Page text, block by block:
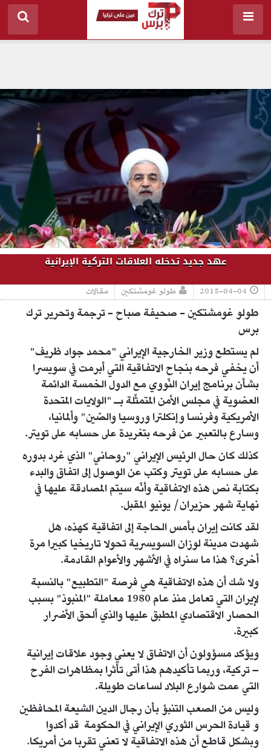
عهد جديد تدخله العلاقات التركية الإيرانية
2015-04-04 طولو غومشتكين مقالات
طولو غومشتكين - صحيفة صباح - ترجمة وتحرير ترك
برس
لم يستطع وزير الخارجية الإيراني "محمد جواد ظريف"
أن يخفي فرحه بنجاح الاتفاقية التي أبرمت في سويسرا
بشأن برنامج إيران النّووي مع الدول الخمسة الدائمة
العضوية في مجلس الأمن المتمثّلة بـ "الولايات المتحدة
الأمريكية وفرنسا وإنكلترا وروسيا والصّين" وألمانيا،
وسارع بالتعبير عن فرحه بتغريدة على حسابه على تويتر.
كذلك كان حال الرئيس الإيراني "روحاني" الذي غرد بدوره
على حسابه على تويتر وكتب عن الوصول إلى اتفاق والبدء
بكتابة نص هذه الاتفاقية وأنّه سيتم المصادقة عليها في
نهاية شهر حزيران/ يونيو المقبل.
لقد كانت إيران بأمس الحاجة إلى اتفاقية كهذه، هل
شهدت مدينة لوزان السويسرية تحولا تاريخيا كبيرا مرة
أخرى؟ هذا ما سنراه في الأشهر والأعوام القادمة.
ولا شك أن هذه الاتفاقية هي فرصة "التطبيع" بالنسبة
لإيران التي تعامل منذ عام 1980 معاملة "المنبوذ" بسبب
الحصار الاقتصادي المطبق عليها والذي ألحق الأضرار
كبيرة.
ويؤكد مسؤولون أن الاتفاق لا يعني وجود علاقات إيرانية
– تركية، وربما تأكيدهم هذا أتى تأثرا بمظاهرات الفرح
التي عمت شوارع البلاد لساعات طويلة.
وليس من الصعب التنبؤ بأن رجال الدين الشيعة المحافظين
و قيادة الحرس الثوري الإيراني في الحكومة قد أكدوا
وبشكل قاطع أن هذه الاتفاقية لا تعني تقربا من أمريكا.